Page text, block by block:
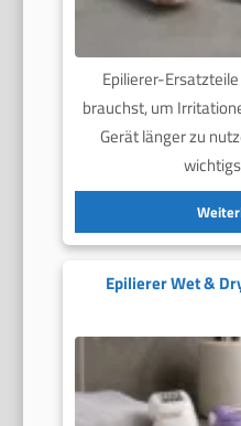
Epilierer-
brauchst, um
Gerät länger zu
Epilierer Wet &